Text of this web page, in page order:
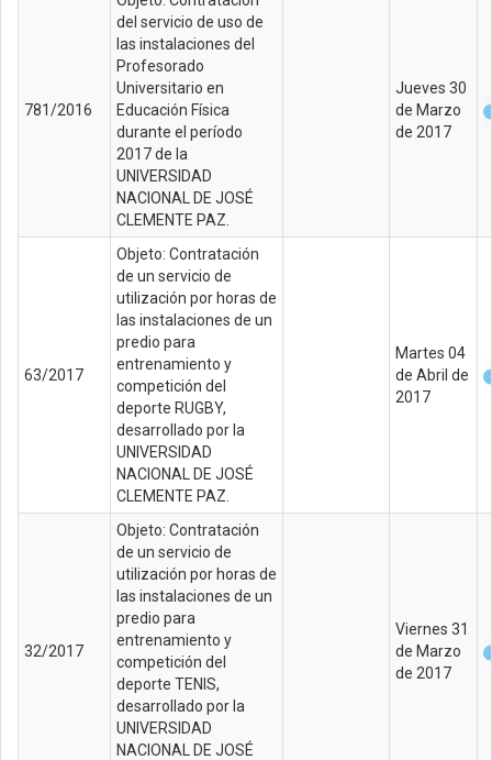
781/2016
del servicio de uso de
las instalaciones del
Profesorado
Universitario en
Educación Física
durante el período
2017 de la
UNIVERSIDAD
NACIONAL DE JOSÉ
CLEMENTE PAZ.
Jueves 30
de Marzo
de 2017
63/2017
Objeto: Contratación
de un servicio de
utilización por horas de
las instalaciones de un
predio para
entrenamiento y
competición del
deporte RUGBY,
desarrollado por la
UNIVERSIDAD
NACIONAL DE JOSÉ
CLEMENTE PAZ.
Martes 04
de Abril de
2017
32/2017
Objeto: Contratación
de un servicio de
utilización por horas de
las instalaciones de un
predio para
entrenamiento y
competición del
deporte TENIS,
desarrollado por la
UNIVERSIDAD
NACIONAL DE JOSÉ
Viernes 31
de Marzo
de 2017